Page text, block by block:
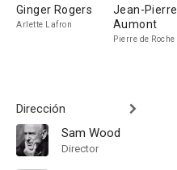
Ginger Rogers
Arlette Lafron
Jean-Pierre
Aumont
Pierre de Roche
Dirección
Sam Wood
Director